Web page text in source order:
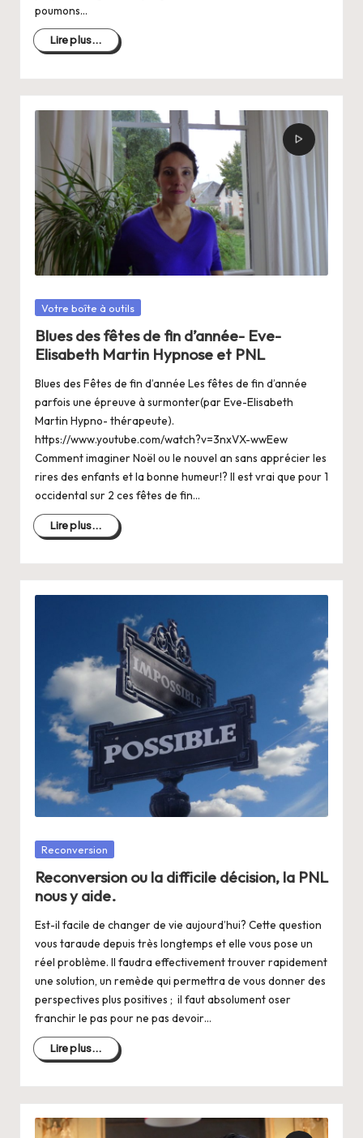
poumons…
Lire plus...
Posté
Votre boîte à outils
Blues des fêtes de fin d’année- Eve-
Elisabeth Martin Hypnose et PNL
Blues des Fêtes de fin d’année Les fêtes de fin d’année
parfois une épreuve à surmonter(par Eve-Elisabeth
Martin Hypno- thérapeute).
https://www.youtube.com/watch?v=3nxVX-wwEew
Comment imaginer Noël ou le nouvel an sans apprécier les
rires des enfants et la bonne humeur!? Il est vrai que pour 1
occidental sur 2 ces fêtes de fin…
Lire plus...
Posté
Reconversion
Reconversion ou la difficile décision, la PNL
nous y aide.
Est-il facile de changer de vie aujourd’hui? Cette question
vous taraude depuis très longtemps et elle vous pose un
réel problème. Il faudra effectivement trouver rapidement
une solution, un remède qui permettra de vous donner des
perspectives plus positives ; il faut absolument oser
franchir le pas pour ne pas devoir…
Lire plus...